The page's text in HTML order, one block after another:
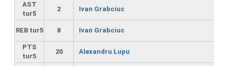
AST
tur5
2 Ivan Grabciuc
REB tur5 8 Ivan Grabciuc
PTS
tur5
20 Alexandru Lupu